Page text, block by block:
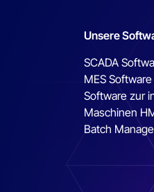
Unsere
SCADA
MES Software
Software zur
Maschinen
Batch